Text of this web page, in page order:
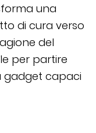
una
di cura verso
del
per partire
gadget capaci